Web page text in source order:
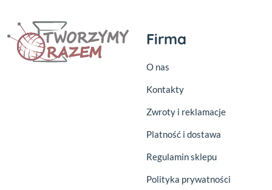
Firma
O nas
Kontakty
Zwroty i reklamacje
Platność i dostawa
Regulamin sklepu
Polityka prywatności